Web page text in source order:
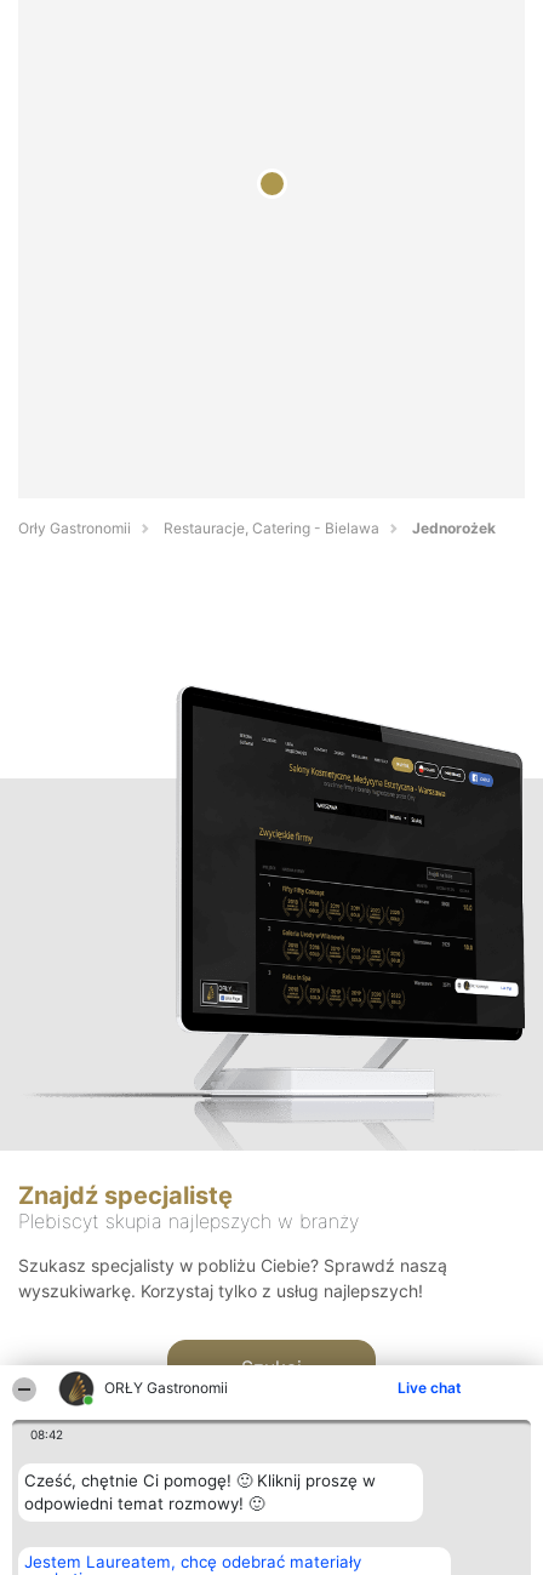
ORŁY Gastronomii Live chat
08:42
Cześć, chętnie Ci pomogę! 🙂 Kliknij proszę w
odpowiedni temat rozmowy! 🙂
Jestem Laureatem, chcę odebrać materiały
Orły Gastronomii Restauracje, Catering - Bielawa Jednorożek
Znajdź specjalistę
Plebiscyt skupia najlepszych w branży
Szukasz specjalisty w pobliżu Ciebie? Sprawdź naszą
wyszukiwarkę. Korzystaj tylko z usług najlepszych!
Szukaj
Organizator plebiscytu
Bright Side Solutions sp. z o.
Plebiscyt
Laureaci
Kontakt
Kontakt